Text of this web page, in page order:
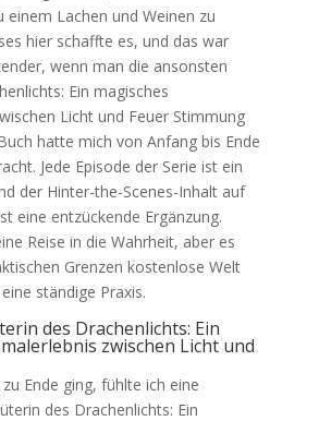
einem Lachen und Weinen zu
hier schaffte es, und das war
wenn man die ansonsten
Ein magisches
Licht und Feuer Stimmung
hatte mich von Anfang bis Ende
Jede Episode der Serie ist ein
der Hinter-the-Scenes-Inhalt auf
eine entzückende Ergänzung.
Reise in die Wahrheit, aber es
Grenzen kostenlose Welt
ständige Praxis.
des Drachenlichts: Ein
zwischen Licht und
Ende ging, fühlte ich eine
des Drachenlichts: Ein